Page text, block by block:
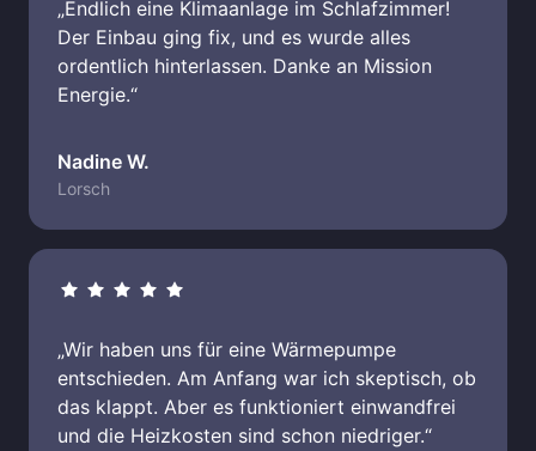
„Endlich eine Klimaanlage im Schlafzimmer!
Der Einbau ging fix, und es wurde alles
ordentlich hinterlassen. Danke an Mission
Energie.“
Nadine W.
Lorsch
„Wir haben uns für eine Wärmepumpe
entschieden. Am Anfang war ich skeptisch, ob
das klappt. Aber es funktioniert einwandfrei
und die Heizkosten sind schon niedriger.“